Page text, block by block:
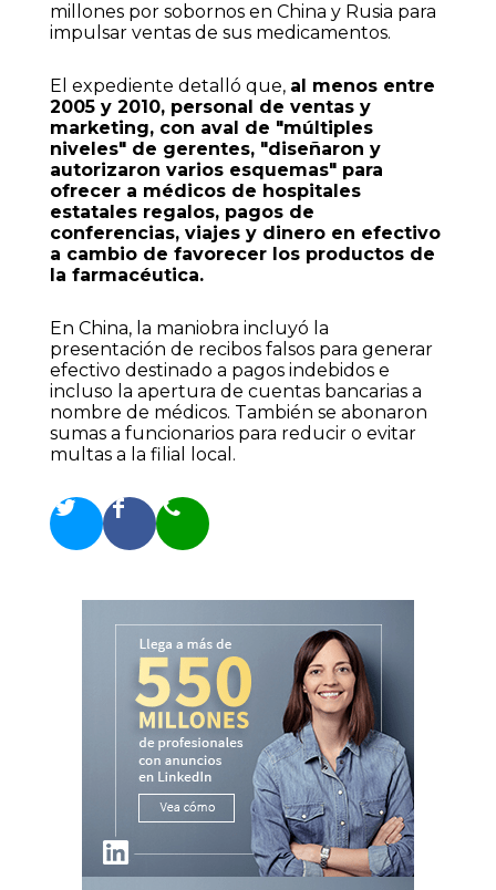
millones por sobornos en China y Rusia para
impulsar ventas de sus medicamentos.
El expediente detalló que, al menos entre
2005 y 2010, personal de ventas y
marketing, con aval de "múltiples
niveles" de gerentes, "diseñaron y
autorizaron varios esquemas" para
ofrecer a médicos de hospitales
estatales regalos, pagos de
conferencias, viajes y dinero en efectivo
a cambio de favorecer los productos de
la farmacéutica.
En China, la maniobra incluyó la
presentación de recibos falsos para generar
efectivo destinado a pagos indebidos e
incluso la apertura de cuentas bancarias a
nombre de médicos. También se abonaron
sumas a funcionarios para reducir o evitar
multas a la filial local.